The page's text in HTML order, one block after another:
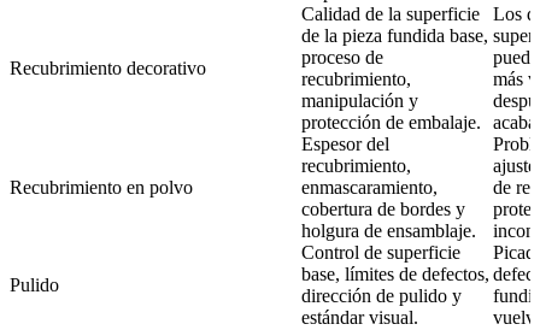
Recubrimiento decorativo
Calidad de la superficie
de la pieza fundida base,
proceso de
recubrimiento,
manipulación y
protección de embalaje.
Los
más
Recubrimiento en polvo
Espesor del
recubrimiento,
enmascaramiento,
cobertura de bordes y
holgura de ensamblaje.
de
Pulido
Control de superficie
base, límites de defectos,
dirección de pulido y
estándar visual.